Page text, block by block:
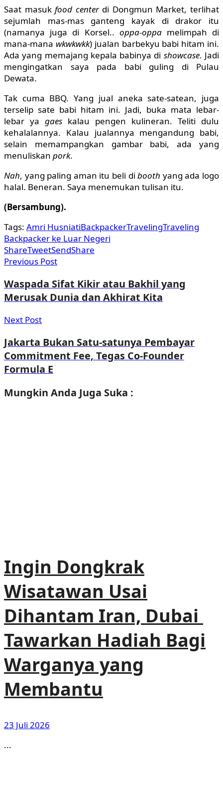
Saat masukfood centerdi Dongmun Market, terlihat
sejumlah mas-mas ganteng kayak di drakor itu
(namanya juga di Korsel.. oppa-oppamelimpah di
mana-mana wkwkwkk) jualan barbekyu babi hitam ini.
Ada yang memajang kepala babinya di showcase. Jadi
mengingatkan saya pada babi guling di Pulau
Dewata.
Tak cuma BBQ. Yang jual aneka sate-satean, juga
terselip sate babi hitam ini. Jadi, buka mata lebar-
lebar ya gaes kalau pengen kulineran. Teliti dulu
kehalalannya. Kalau jualannya mengandung babi,
selain memampangkan gambar babi, ada yang
menuliskan pork.
Nah, yang paling aman itu beli dibooth yang ada logo
halal. Beneran. Saya menemukan tulisan itu.
(Bersambung).
Tags: Amri HusniatiBackpackerTravelingTraveling
Backpacker ke Luar Negeri
ShareTweetSendShare
Previous Post
Waspada Sifat Kikir atau Bakhil yang
Merusak Dunia dan Akhirat Kita
Next Post
Jakarta Bukan Satu-satunya Pembayar
Commitment Fee, Tegas Co-Founder
Formula E
Mungkin Anda Juga Suka :
Ingin Dongkrak
Wisatawan Usai
Dihantam Iran, Dubai
Tawarkan Hadiah Bagi
Warganya yang
Membantu
23 Juli 2026
...